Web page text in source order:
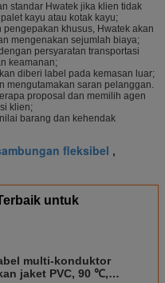
standar Hwatek jika klien tidak
kayu atau kotak kayu;
khusus, Hwatek akan
mengenakan sejumlah biaya;
persyaratan transportasi
keamanan;
diberi label pada kemasan luar;
mengutamakan saran pelanggan.
proposal dan memilih agen
klien;
barang dan kehendak
fleksibel ,
untuk
multi-konduktor
jaket PVC, 90 ℃,